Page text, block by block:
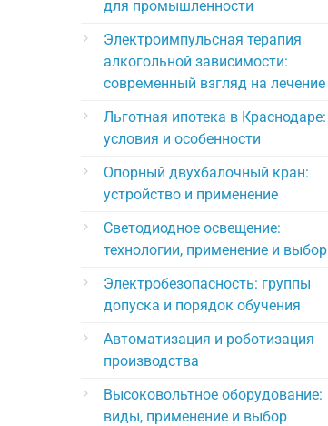
для промышленности
Электроимпульсная терапия
алкогольной зависимости:
современный взгляд на лечение
Льготная ипотека в Краснодаре:
условия и особенности
Опорный двухбалочный кран:
устройство и применение
Светодиодное освещение:
технологии, применение и выбор
Электробезопасность: группы
допуска и порядок обучения
Автоматизация и роботизация
производства
Высоковольтное оборудование:
виды, применение и выбор